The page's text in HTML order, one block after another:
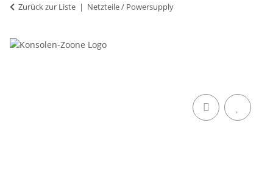
Zurück zur Liste Netzteile / Powersupply